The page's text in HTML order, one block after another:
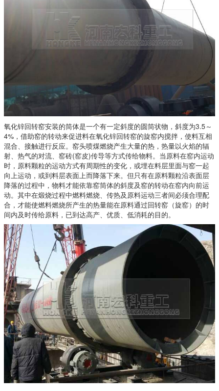
氧化锌回转窑安装的筒体是一个有一定斜度的圆筒状物，斜度为3.5～
4%，借助窑的转动来促进料在氧化锌回转窑的旋窑内搅拌，使料互相
混合、接触进行反应。窑头喷煤燃烧产生大量的热，热量以火焰的辐
射、热气的对流、窑砖(窑皮)传导等方式传给物料。当原料在窑内运动
时，原料颗粒的运动方式有周期性的变化，或埋在料层里面与窑一起
向上运动，或到料层表面上而降落下来。但只有在原料颗粒沿表面层
降落的过程中，物料才能依靠窑筒体的斜度及窑的转动在窑内向前运
动。其中在煅烧过程中燃料燃烧、传热及原料运动三者间必须合理配
合，才能使燃料燃烧所产生的热量能在原料通过回转窑（旋窑）的时
间内及时传给原料，已到达高产、优质、低消耗的目的。